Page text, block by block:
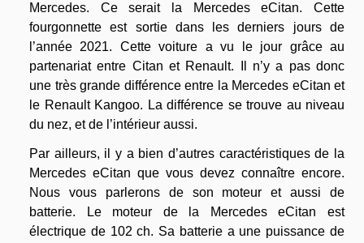
Mercedes. Ce serait la Mercedes eCitan. Cette
fourgonnette est sortie dans les derniers jours de
l’année 2021. Cette voiture a vu le jour grâce au
partenariat entre Citan et Renault. Il n’y a pas donc
une très grande différence entre la Mercedes eCitan et
le Renault Kangoo. La différence se trouve au niveau
du nez, et de l’intérieur aussi.
Par ailleurs, il y a bien d’autres caractéristiques de la
Mercedes eCitan que vous devez connaître encore.
Nous vous parlerons de son moteur et aussi de
batterie. Le moteur de la Mercedes eCitan est
électrique de 102 ch. Sa batterie a une puissance de